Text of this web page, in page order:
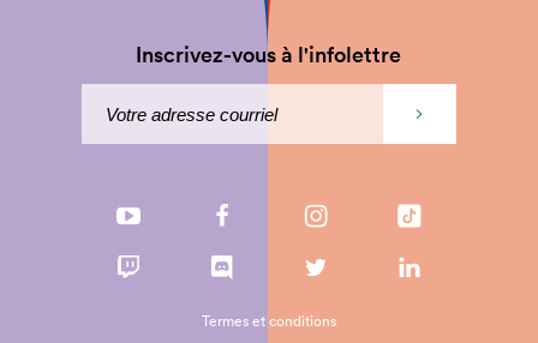
Inscrivez-vous à l'infolettre
Termes et conditions